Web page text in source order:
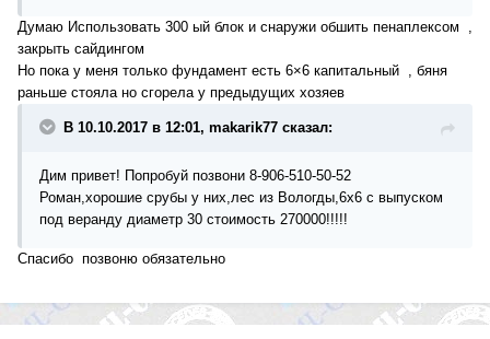
Думаю Использовать 300 ый блок и снаружи обшить пенаплексом ,
закрыть сайдингом
Но пока у меня только фундамент есть 6×6 капитальный , бяня
раньше стояла но сгорела у предыдущих хозяев
В 10.10.2017 в 12:01, makarik77 сказал:
Дим привет! Попробуй позвони 8-906-510-50-52
Роман,хорошие срубы у них,лес из Вологды,6х6 с выпуском
под веранду диаметр 30 стоимость 270000!!!!!
Спасибо позвоню обязательно